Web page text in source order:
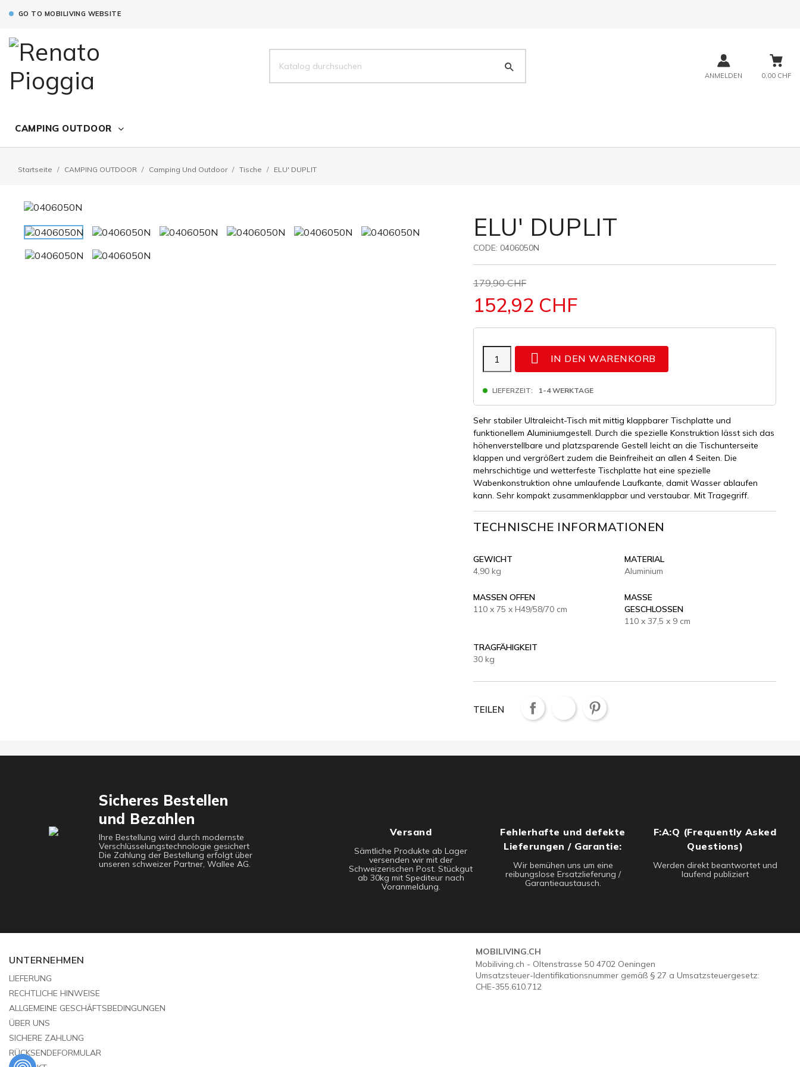
GO TO MOBILIVING WEBSITE
ANMELDEN 0,00 CHF
CAMPING OUTDOOR
Startseite CAMPING OUTDOOR Camping Und Outdoor Tische ELU' DUPLIT
ELU' DUPLIT
CODE: 0406050N
179,90 CHF
152,92 CHF
 IN DEN WARENKORB
LIEFERZEIT: 1-4 WERKTAGE
Sehr stabiler Ultraleicht-Tisch mit mittig klappbarer Tischplatte und
funktionellem Aluminiumgestell. Durch die spezielle Konstruktion lässt sich das
höhenverstellbare und platzsparende Gestell leicht an die Tischunterseite
klappen und vergrößert zudem die Beinfreiheit an allen 4 Seiten. Die
mehrschichtige und wetterfeste Tischplatte hat eine spezielle
Wabenkonstruktion ohne umlaufende Laufkante, damit Wasser ablaufen
kann. Sehr kompakt zusammenklappbar und verstaubar. Mit Tragegriff.
TECHNISCHE INFORMATIONEN
GEWICHT
4,90 kg
MATERIAL
Aluminium
MASSEN OFFEN
110 x 75 x H49/58/70 cm
MASSE G
ESCHLOSSEN
110 x 37,5 x 9 cm
TRAGFÄHIGKEIT
30 kg
TEILEN
Sicheres Bestellen
und Bezahlen
Ihre Bestellung wird durch modernste
Verschlüsselungstechnologie gesichert
Die Zahlung der Bestellung erfolgt über
unseren schweizer Partner, Wallee AG.
Versand
Sämtliche Produkte ab Lager
versenden wir mit der
Schweizerischen Post. Stückgut
ab 30kg mit Spediteur nach
Voranmeldung.
Fehlerhafte und defekte
Lieferungen / Garantie:
Wir bemühen uns um eine
reibungslose Ersatzlieferung /
Garantieaustausch.
F:A:Q (Frequently Asked
Questions)
Werden direkt beantwortet und
laufend publiziert
UNTERNEHMEN
LIEFERUNG
RECHTLICHE HINWEISE
ALLGEMEINE GESCHÄFTSBEDINGUNGEN
ÜBER UNS
SICHERE ZAHLUNG
RÜCKSENDEFORMULAR
MOBILIVING.CH
Mobiliving.ch - Oltenstrasse 50 4702 Oeningen
Umsatzsteuer-Identifikationsnummer gemäß § 27 a Umsatzsteuergesetz:
CHE-355.610.712